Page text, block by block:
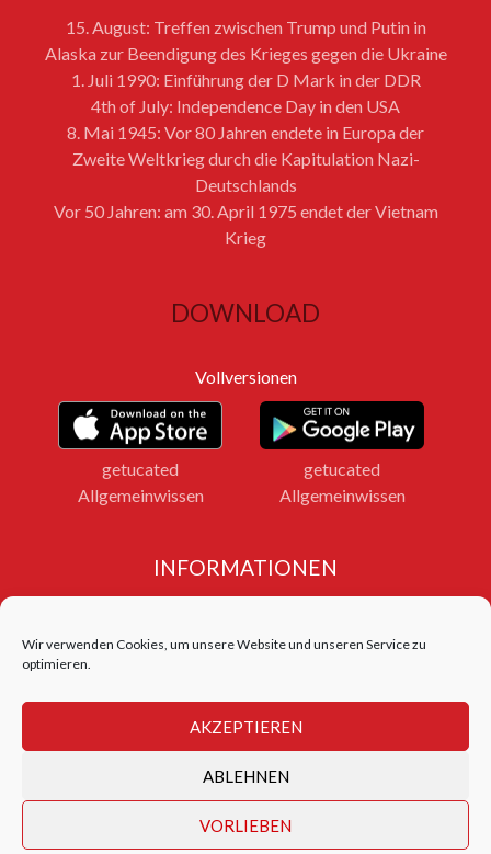
Wir verwenden Cookies, um unsere Website und unseren Service zu
optimieren.
AKZEPTIEREN
ABLEHNEN
VORLIEBEN
15. August: Treffen zwischen Trump und Putin in
Alaska zur Beendigung des Krieges gegen die Ukraine
1. Juli 1990: Einführung der D Mark in der DDR
4th of July: Independence Day in den USA
8. Mai 1945: Vor 80 Jahren endete in Europa der
Zweite Weltkrieg durch die Kapitulation Nazi-
Deutschlands
Vor 50 Jahren: am 30. April 1975 endet der Vietnam
Krieg
DOWNLOAD
Vollversionen
getucated
Allgemeinwissen
getucated
Allgemeinwissen
INFORMATIONEN
Impressum
Bildnachweise
Login Test Center